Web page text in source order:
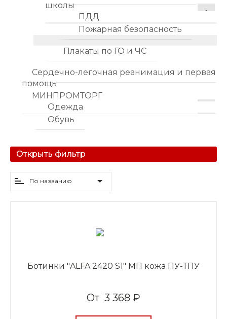
школы
ПДД
Пожарная безопасность
Плакаты по ГО и ЧС
Сердечно-легочная реанимация и первая
помощь
МИНПРОМТОРГ
Одежда
Обувь
Открыть фильтр
По названию
Ботинки "ALFA 2420 S1" МП кожа ПУ-ТПУ
От 3 368 ₽